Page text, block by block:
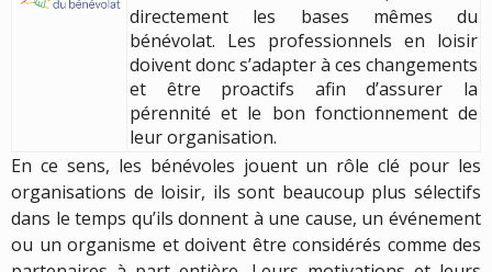
directement les bases mêmes du
bénévolat. Les professionnels en loisir
doivent donc s’adapter à ces changements
et être proactifs afin d’assurer la
pérennité et le bon fonctionnement de
leur organisation.
En ce sens, les bénévoles jouent un rôle clé pour les
organisations de loisir, ils sont beaucoup plus sélectifs
dans le temps qu’ils donnent à une cause, un événement
ou un organisme et doivent être considérés comme des